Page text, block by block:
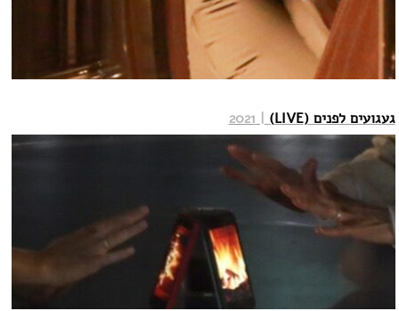
געגועים לפנים (LIVE) | 2021